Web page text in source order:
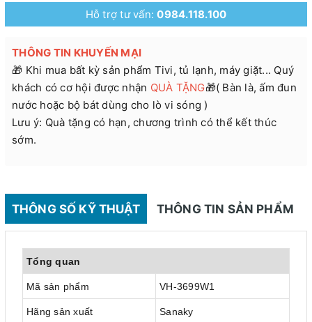
Hỗ trợ tư vấn:0984.118.100
THÔNG TIN KHUYẾN MẠI
🎁 Khi mua bất kỳ sản phẩm Tivi, tủ lạnh, máy giặt... Quý
khách có cơ hội được nhận QUÀ TẶNG🎁( Bàn là, ấm đun
nước hoặc bộ bát dùng cho lò vi sóng )
Lưu ý: Quà tặng có hạn, chương trình có thể kết thúc
sớm.
THÔNG SỐ KỸ THUẬT THÔNG TIN SẢN PHẨM
Tổng quan
Mã sản phẩm VH-3699W1
Hãng sản xuất Sanaky